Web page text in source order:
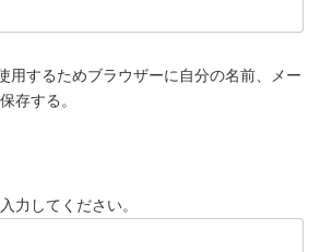
用するためブラウザーに自分の名前、メー
存する。
力してください。